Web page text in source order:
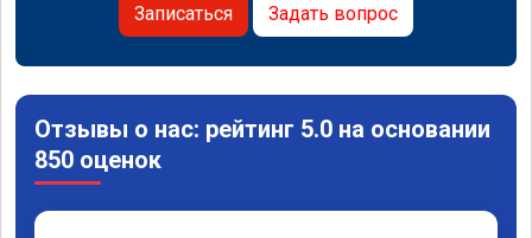
Записаться Задать вопрос
Отзывы о нас: рейтинг 5.0 на основании
850 оценок